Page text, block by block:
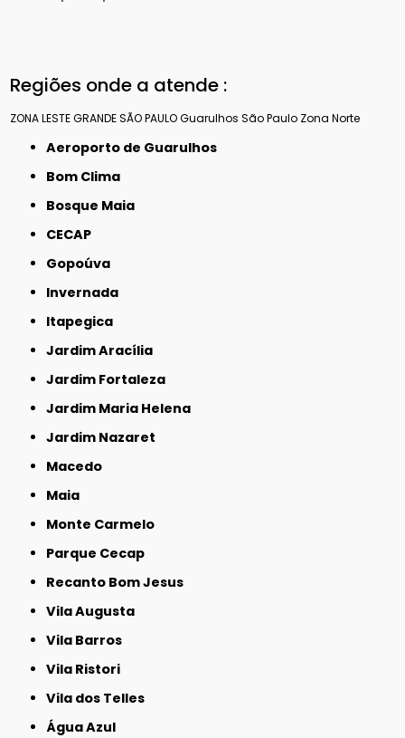
Regiões onde a atende :
ZONA LESTEGRANDE SÃO PAULOGuarulhos São Paulo Zona Norte
Aeroporto de Guarulhos
Bom Clima
Bosque Maia
CECAP
Gopoúva
Invernada
Itapegica
Jardim Aracília
Jardim Fortaleza
Jardim Maria Helena
Jardim Nazaret
Macedo
Maia
Monte Carmelo
Parque Cecap
Recanto Bom Jesus
Vila Augusta
Vila Barros
Vila Ristori
Vila dos Telles
Água Azul